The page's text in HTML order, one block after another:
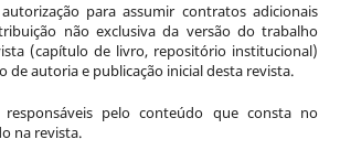
para assumir contratos adicionais
não exclusiva da versão do trabalho
(capítulo de livro, repositório institucional)
de autoria e publicação inicial desta revista.
pelo conteúdo que consta no
na revista.